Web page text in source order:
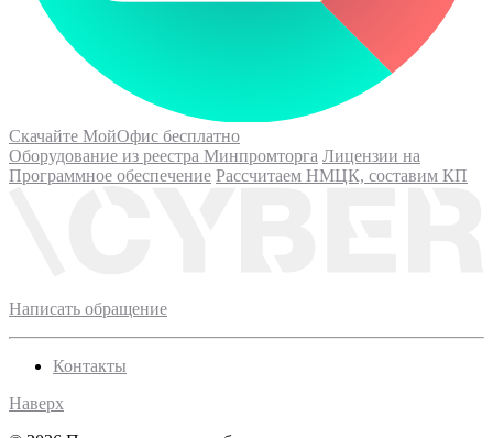
Скачайте МойОфис бесплатно
Оборудование из реестра Минпромторга Лицензии на
Программное обеспечение Рассчитаем НМЦК, составим КП
Написать обращение
Контакты
Наверх